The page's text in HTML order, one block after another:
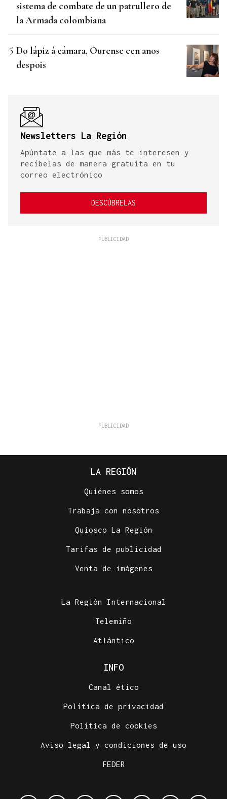
sistema de combate de un patrullero de
la Armada colombiana
Do lápiz á cámara, Ourense cen anos
despois
Newsletters La Región
Apúntate a las que más te interesen y
recíbelas de manera gratuita en tu
correo electrónico
DESCÚBRELAS
LA REGIÓN
Quiénes somos
Trabaja con nosotros
Quiosco La Región
Tarifas de publicidad
Venta de imágenes
La Región Internacional
Telemiño
Atlántico
INFO
Canal ético
Política de privacidad
Política de cookies
Aviso legal y condiciones de uso
FEDER